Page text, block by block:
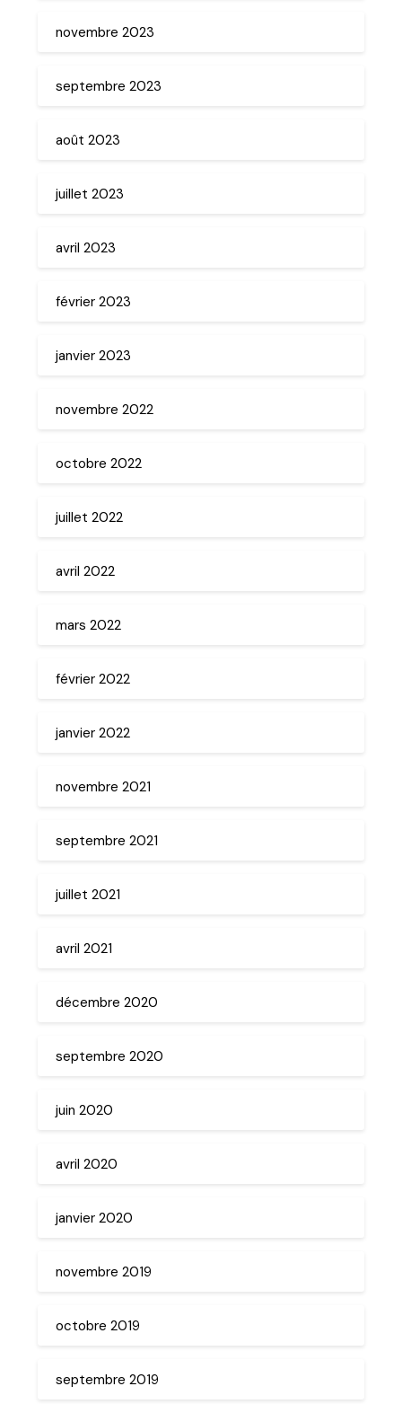
novembre 2023
septembre 2023
août 2023
juillet 2023
avril 2023
février 2023
janvier 2023
novembre 2022
octobre 2022
juillet 2022
avril 2022
mars 2022
février 2022
janvier 2022
novembre 2021
septembre 2021
juillet 2021
avril 2021
décembre 2020
septembre 2020
juin 2020
avril 2020
janvier 2020
novembre 2019
octobre 2019
septembre 2019